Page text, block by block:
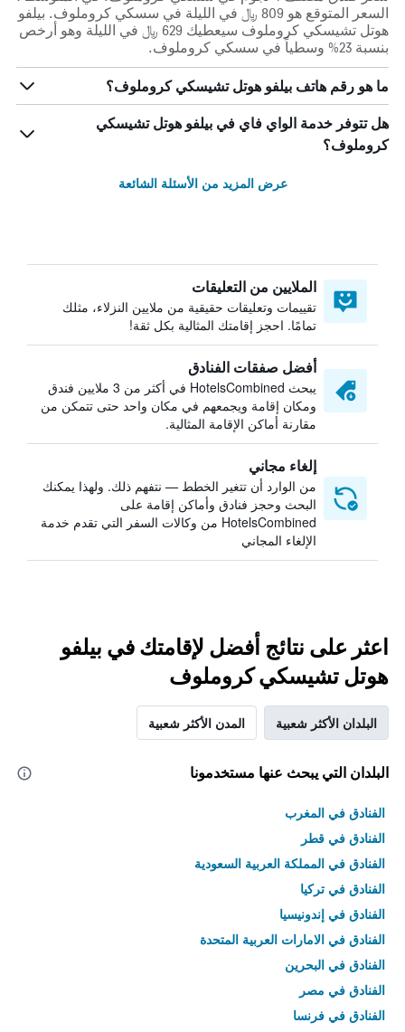
السعر المتوقع هو 809 ﷼ في الليلة في سسكي كروملوف. بيلفو
هوتل تشيسكي كروملوف سيعطيك 629 ﷼ في الليلة وهو أرخص
بنسبة 23% وسطياً في سسكي كروملوف.
ما هو رقم هاتف بيلفو هوتل تشيسكي كروملوف؟
هل تتوفر خدمة الواي فاي في بيلفو هوتل تشيسكي
كروملوف؟
عرض المزيد من الأسئلة الشائعة
الملايين من التعليقات
تقييمات وتعليقات حقيقية من ملايين النزلاء، مثلك
تمامًا. احجز إقامتك المثالية بكل ثقة!
أفضل صفقات الفنادق
يبحث HotelsCombined في أكثر من 3 ملايين فندق
ومكان إقامة ويجمعهم في مكان واحد حتى تتمكن من
مقارنة أماكن الإقامة المثالية.
إلغاء مجاني
من الوارد أن تتغير الخطط — نتفهم ذلك. ولهذا يمكنك
البحث وحجز فنادق وأماكن إقامة على
HotelsCombined من وكالات السفر التي تقدم خدمة
الإلغاء المجاني
اعثر على نتائج أفضل لإقامتك في بيلفو
هوتل تشيسكي كروملوف
البلدان الأكثر شعبية المدن الأكثر شعبية
البلدان التي يبحث عنها مستخدمونا
الفنادق في المغرب
الفنادق في قطر
الفنادق في المملكة العربية السعودية
الفنادق في تركيا
الفنادق في إندونيسيا
الفنادق في الامارات العربية المتحدة
الفنادق في البحرين
الفنادق في مصر
الفنادق في فرنسا